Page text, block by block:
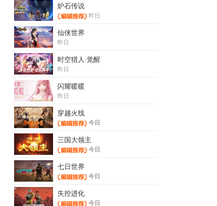
炉石传说
昨日
仙侠世界
昨日
时空猎人·觉醒
昨日
闪耀暖暖
昨日
穿越火线
今日
三国大领主
今日
七日世界
今日
失控进化
今日